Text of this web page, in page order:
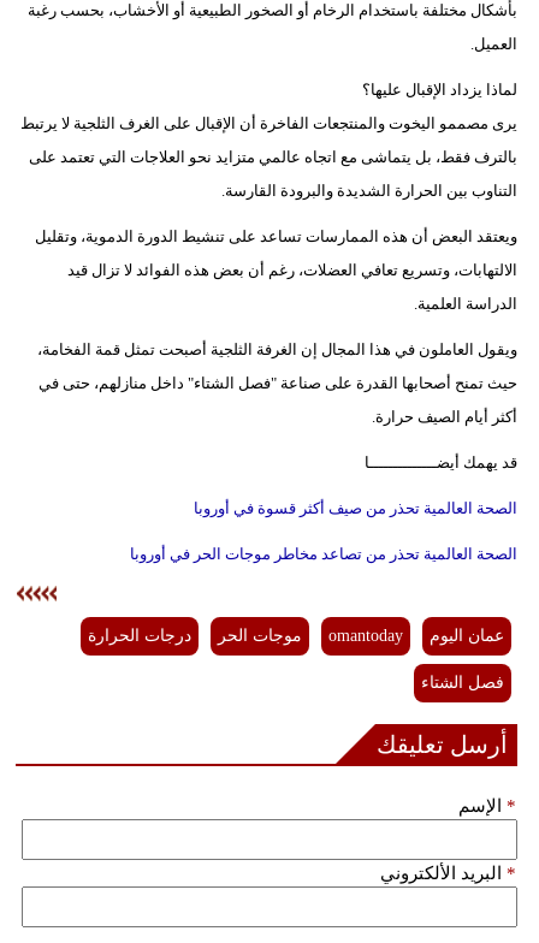
بأشكال مختلفة باستخدام الرخام أو الصخور الطبيعية أو الأخشاب، بحسب رغبة
العميل.
لماذا يزداد الإقبال عليها؟
يرى مصممو اليخوت والمنتجعات الفاخرة أن الإقبال على الغرف الثلجية لا يرتبط
بالترف فقط، بل يتماشى مع اتجاه عالمي متزايد نحو العلاجات التي تعتمد على
التناوب بين الحرارة الشديدة والبرودة القارسة.
ويعتقد البعض أن هذه الممارسات تساعد على تنشيط الدورة الدموية، وتقليل
الالتهابات، وتسريع تعافي العضلات، رغم أن بعض هذه الفوائد لا تزال قيد
الدراسة العلمية.
ويقول العاملون في هذا المجال إن الغرفة الثلجية أصبحت تمثل قمة الفخامة،
حيث تمنح أصحابها القدرة على صناعة "فصل الشتاء" داخل منازلهم، حتى في
أكثر أيام الصيف حرارة.
قد يهمك أيضــــــــــــــا
الصحة العالمية تحذر من صيف أكثر قسوة في أوروبا
الصحة العالمية تحذر من تصاعد مخاطر موجات الحر في أوروبا
عمان اليوم omantoday موجات الحر درجات الحرارة
فصل الشتاء
أرسل تعليقك
الإسم *
البريد الألكتروني *